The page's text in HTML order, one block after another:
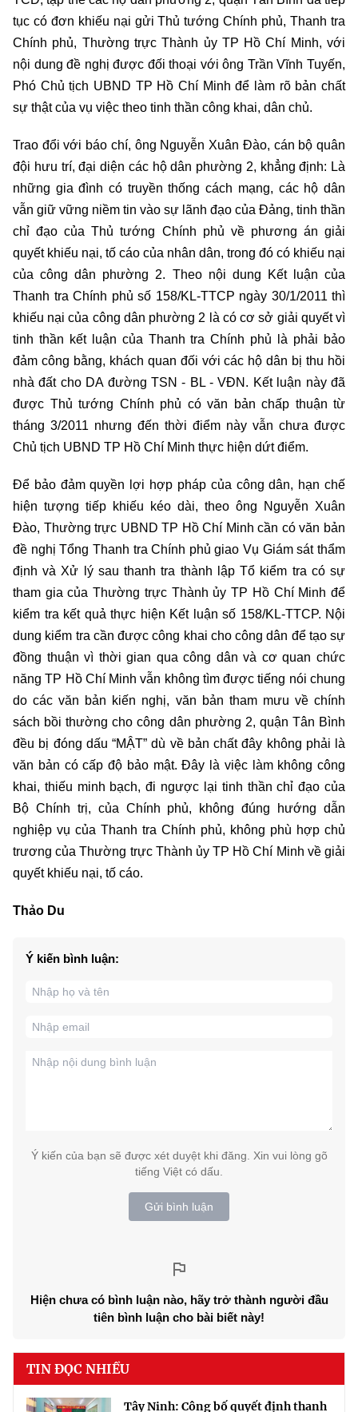
tục có đơn khiếu nại gửi Thủ tướng Chính phủ, Thanh tra
Chính phủ, Thường trực Thành ủy TP Hồ Chí Minh, với
nội dung đề nghị được đối thoại với ông Trần Vĩnh Tuyến,
Phó Chủ tịch UBND TP Hồ Chí Minh để làm rõ bản chất
sự thật của vụ việc theo tinh thần công khai, dân chủ.
Trao đổi với báo chí, ông Nguyễn Xuân Đào, cán bộ quân
đội hưu trí, đại diện các hộ dân phường 2, khẳng định: Là
những gia đình có truyền thống cách mạng, các hộ dân
vẫn giữ vững niềm tin vào sự lãnh đạo của Đảng, tinh thần
chỉ đạo của Thủ tướng Chính phủ về phương án giải
quyết khiếu nại, tố cáo của nhân dân, trong đó có khiếu nại
của công dân phường 2. Theo nội dung Kết luận của
Thanh tra Chính phủ số 158/KL-TTCP ngày 30/1/2011 thì
khiếu nại của công dân phường 2 là có cơ sở giải quyết vì
tinh thần kết luận của Thanh tra Chính phủ là phải bảo
đảm công bằng, khách quan đối với các hộ dân bị thu hồi
nhà đất cho DA đường TSN - BL - VĐN. Kết luận này đã
được Thủ tướng Chính phủ có văn bản chấp thuận từ
tháng 3/2011 nhưng đến thời điểm này vẫn chưa được
Chủ tịch UBND TP Hồ Chí Minh thực hiện dứt điểm.
Để bảo đảm quyền lợi hợp pháp của công dân, hạn chế
hiện tượng tiếp khiếu kéo dài, theo ông Nguyễn Xuân
Đào, Thường trực UBND TP Hồ Chí Minh cần có văn bản
đề nghị Tổng Thanh tra Chính phủ giao Vụ Giám sát thẩm
định và Xử lý sau thanh tra thành lập Tổ kiểm tra có sự
tham gia của Thường trực Thành ủy TP Hồ Chí Minh để
kiểm tra kết quả thực hiện Kết luận số 158/KL-TTCP. Nội
dung kiểm tra cần được công khai cho công dân để tạo sự
đồng thuận vì thời gian qua công dân và cơ quan chức
năng TP Hồ Chí Minh vẫn không tìm được tiếng nói chung
do các văn bản kiến nghị, văn bản tham mưu về chính
sách bồi thường cho công dân phường 2, quận Tân Bình
đều bị đóng dấu “MẬT” dù về bản chất đây không phải là
văn bản có cấp độ bảo mật. Đây là việc làm không công
khai, thiếu minh bạch, đi ngược lại tinh thần chỉ đạo của
Bộ Chính trị, của Chính phủ, không đúng hướng dẫn
nghiệp vụ của Thanh tra Chính phủ, không phù hợp chủ
trương của Thường trực Thành ủy TP Hồ Chí Minh về giải
quyết khiếu nại, tố cáo.
Thảo Du
Ý kiến bình luận:
Ý kiến của bạn sẽ được xét duyệt khi đăng. Xin vui lòng gõ
tiếng Việt có dấu.
Gửi bình luận
Hiện chưa có bình luận nào, hãy trở thành người đầu
tiên bình luận cho bài biết này!
TIN ĐỌC NHIỀU
Tây Ninh: Công bố quyết định thanh